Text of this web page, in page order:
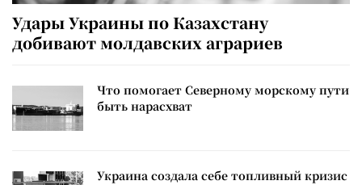
Удары Украины по Казахстану
добивают молдавских аграриев
Что помогает Северному морскому пути
быть нарасхват
Украина создала себе топливный кризис